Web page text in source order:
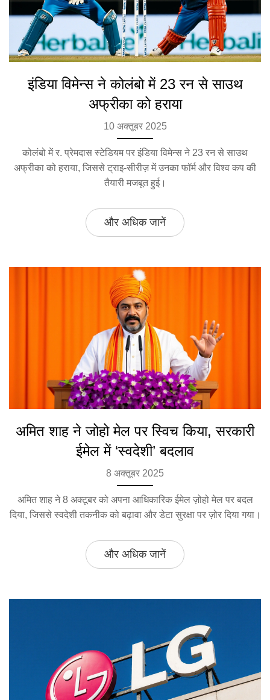
इंडिया विमेन्स ने कोलंबो में 23 रन से साउथ
अफ्रीका को हराया
10 अक्तूबर 2025
कोलंबो में र. प्रेमदास स्टेडियम पर इंडिया विमेन्स ने 23 रन से साउथ
अफ्रीका को हराया, जिससे ट्राइ‑सीरीज़ में उनका फॉर्म और विश्व कप की
तैयारी मजबूत हुई।
और अधिक जानें
अमित शाह ने जोहो मेल पर स्विच किया, सरकारी
ईमेल में ‘स्वदेशी’ बदलाव
8 अक्तूबर 2025
अमित शाह ने 8 अक्टूबर को अपना आधिकारिक ईमेल ज़ोहो मेल पर बदल
दिया, जिससे स्वदेशी तकनीक को बढ़ावा और डेटा सुरक्षा पर ज़ोर दिया गया।
और अधिक जानें